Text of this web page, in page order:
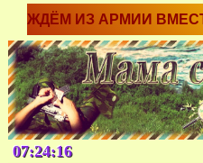
ЖДЁМ ИЗ АРМИИ
07:24:16